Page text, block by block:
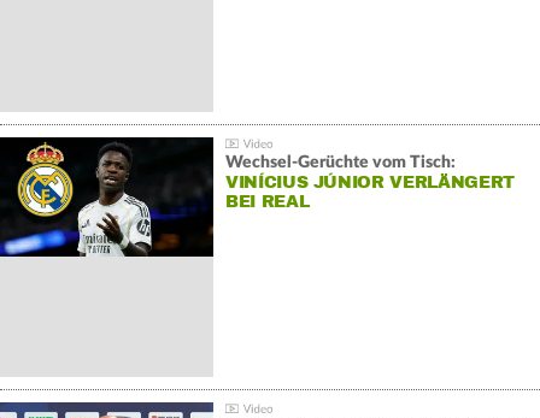
Wechsel-Gerüchte vom Tisch:
VINÍCIUS JÚNIOR VERLÄNGERT
BEI REAL